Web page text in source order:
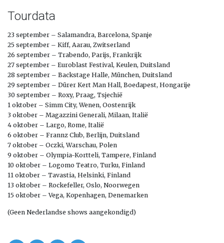
Tourdata
23 september – Salamandra, Barcelona, Spanje
25 september – Kiff, Aarau, Zwitserland
26 september – Trabendo, Parijs, Frankrijk
27 september – Euroblast Festival, Keulen, Duitsland
28 september – Backstage Halle, München, Duitsland
29 september – Dürer Kert Man Hall, Boedapest, Hongarije
30 september – Roxy, Praag, Tsjechië
1 oktober – Simm City, Wenen, Oostenrijk
3 oktober – Magazzini Generali, Milaan, Italië
4 oktober – Largo, Rome, Italië
6 oktober – Frannz Club, Berlijn, Duitsland
7 oktober – Oczki, Warschau, Polen
9 oktober – Olympia-Kortteli, Tampere, Finland
10 oktober – Logomo Teatro, Turku, Finland
11 oktober – Tavastia, Helsinki, Finland
13 oktober – Rockefeller, Oslo, Noorwegen
15 oktober – Vega, Kopenhagen, Denemarken
(Geen Nederlandse shows aangekondigd)